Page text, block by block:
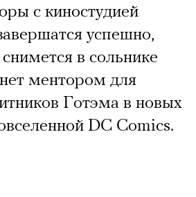
с киностудией
успешно,
в сольнике
ментором для
Готэма в новых
DC Comics.